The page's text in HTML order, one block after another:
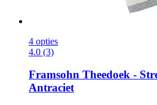
4 opties
4.0 (3)
Framsohn Theedoek -​
Antraciet